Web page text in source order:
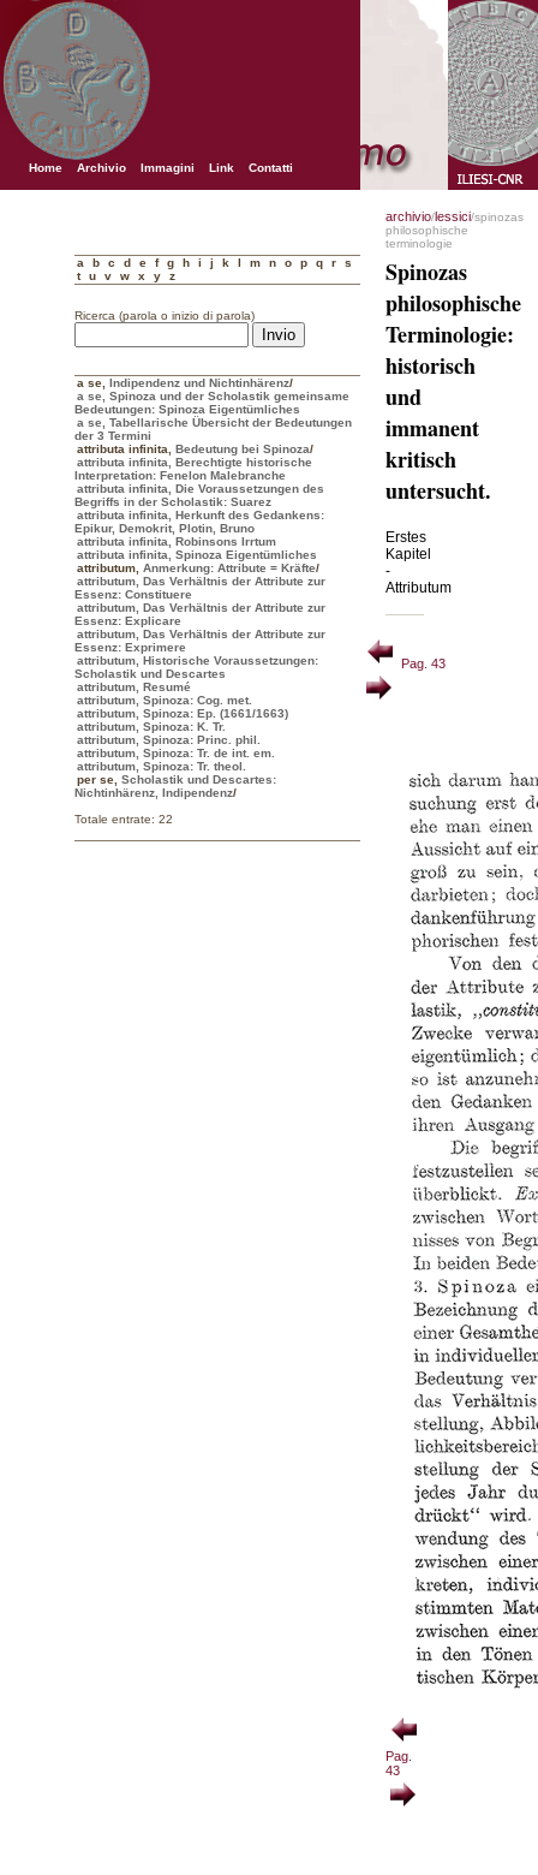
Home Archivio Immagini Link Contatti
a b c d e f g h i j k l m n o p q r
s
t
u v w x y z
Ricerca (parola o inizio di parola)
a se Indipendenz und Nichtinhärenz/
a se, Spinoza und der Scholastik gemeinsame
Bedeutungen: Spinoza Eigentümliches
a se, Tabellarische Übersicht der Bedeutungen
der 3 Termini
attributa infinita
Bedeutung bei Spinoza/
attributa infinita, Berechtigte historische
Interpretation: Fenelon Malebranche
attributa infinita, Die Voraussetzungen des
Begriffs in der Scholastik: Suarez
attributa infinita, Herkunft des Gedankens:
Epikur, Demokrit, Plotin, Bruno
attributa infinita, Robinsons Irrtum
attributa infinita, Spinoza Eigentümliches
attributum Anmerkung: Attribute = Kräfte/
attributum, Das Verhältnis der Attribute zur
Essenz: Constituere
attributum, Das Verhältnis der Attribute zur
Essenz: Explicare
attributum, Das Verhältnis der Attribute zur
Essenz: Exprimere
attributum, Historische Voraussetzungen:
Scholastik und Descartes
attributum, Resumé
attributum, Spinoza: Cog. met.
attributum, Spinoza: Ep. (1661/1663)
attributum, Spinoza: K. Tr.
attributum, Spinoza: Princ. phil.
attributum, Spinoza: Tr. de int. em.
attributum, Spinoza: Tr. theol.
per se Scholastik und Descartes:
Nichtinhärenz, Indipendenz/
Totale entrate: 22
archivio/lessici/spinozas
philosophische
terminologie
Spinozas
philosophische
Terminologie:
historisch
und
immanent
kritisch
untersucht.
Erstes
Kapitel
-
Attributum
Pag. 43
Pag.
43